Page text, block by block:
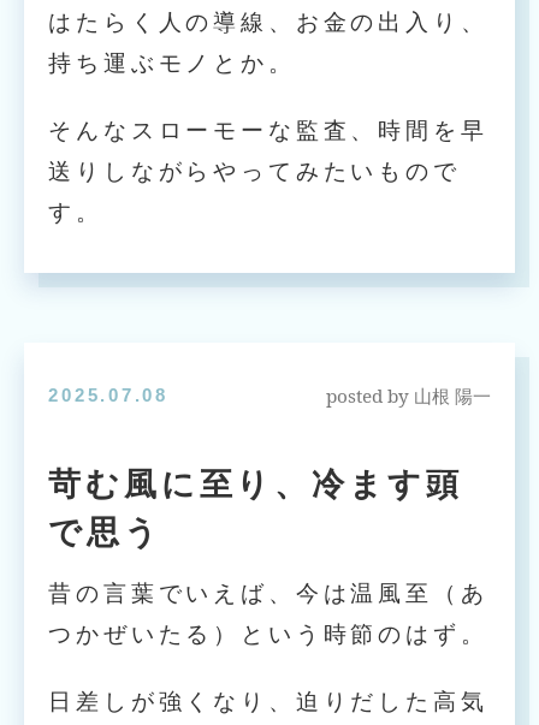
はたらく人の導線、お金の出入り、
持ち運ぶモノとか。
そんなスローモーな監査、時間を早
送りしながらやってみたいもので
す。
2025.07.08 posted by 山根 陽一
苛む風に至り、冷ます頭
で思う
昔の言葉でいえば、今は温風至（あ
つかぜいたる）という時節のはず。
日差しが強くなり、迫りだした高気